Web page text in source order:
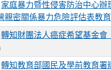
家庭暴力暨性侵害防治中心辦
親密關係暴力危險評估表教育
轉知財團法人癌症希望基金
轉知教育部國民及學前教育署